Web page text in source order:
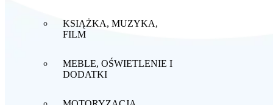
KSIĄŻKA, MUZYKA,
FILM
MEBLE, OŚWIETLENIE I
DODATKI